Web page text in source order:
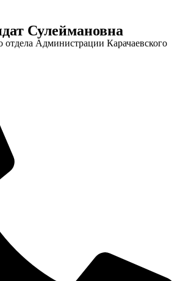
Сулеймановна
отдела Администрации Карачаевского